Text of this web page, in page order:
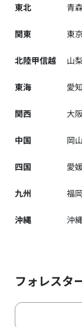
東北 青
関東 東
北陸甲信越 山
東海 愛
関西 大
中国 岡
四国 愛
九州 福
沖縄 沖
フォレスタ